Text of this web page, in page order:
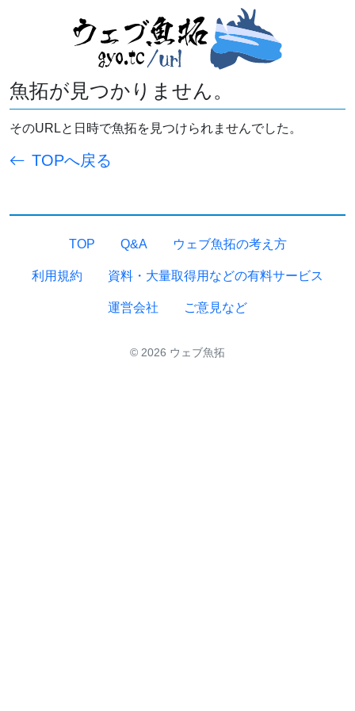
魚拓が見つかりません。
そのURLと日時で魚拓を見つけられませんでした。
TOPへ戻る
TOP Q&A ウェブ魚拓の考え方
利用規約 資料・大量取得用などの有料サービス
運営会社 ご意見など
© 2026 ウェブ魚拓